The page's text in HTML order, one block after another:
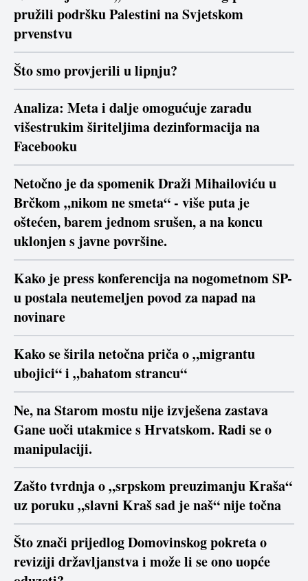
pružili podršku Palestini na Svjetskom
prvenstvu
Što smo provjerili u lipnju?
Analiza: Meta i dalje omogućuje zaradu
višestrukim širiteljima dezinformacija na
Facebooku
Netočno je da spomenik Draži Mihailoviću u
Brčkom „nikom ne smeta“ - više puta je
oštećen, barem jednom srušen, a na koncu
uklonjen s javne površine.
Kako je press konferencija na nogometnom SP-
u postala neutemeljen povod za napad na
novinare
Kako se širila netočna priča o „migrantu
ubojici“ i „bahatom strancu“
Ne, na Starom mostu nije izvješena zastava
Gane uoči utakmice s Hrvatskom. Radi se o
manipulaciji.
Zašto tvrdnja o „srpskom preuzimanju Kraša“
uz poruku „slavni Kraš sad je naš“ nije točna
Što znači prijedlog Domovinskog pokreta o
reviziji državljanstva i može li se ono uopće